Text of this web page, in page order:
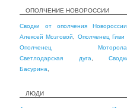
ОПОЛЧЕНИЕ НОВОРОССИИ
Сводки от ополчения Новороссии
Алексей Мозговой
Ополченец Гиви
Ополченец Моторола
Светлодарская дуга
Басурина
ЛЮДИ